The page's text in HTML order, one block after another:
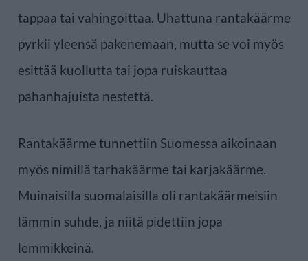
tappaa tai vahingoittaa. Uhattuna rantakäärme
pyrkii yleensä pakenemaan, mutta se voi myös
esittää kuollutta tai jopa ruiskauttaa
pahanhajuista nestettä.
Rantakäärme tunnettiin Suomessa aikoinaan
myös nimillä tarhakäärme tai karjakäärme.
Muinaisilla suomalaisilla oli rantakäärmeisiin
lämmin suhde, ja niitä pidettiin jopa
lemmikkeinä.